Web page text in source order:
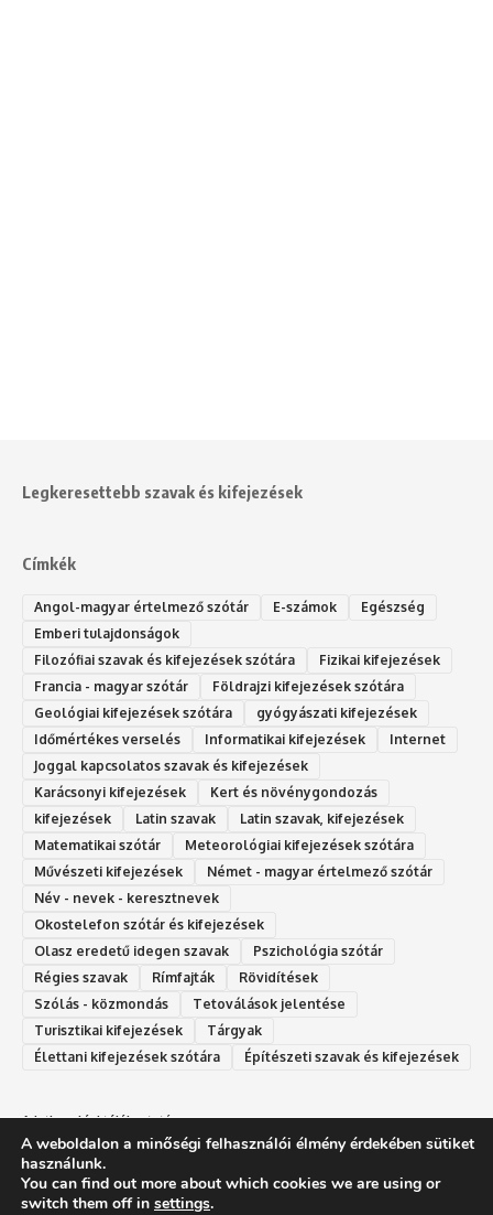
Legkeresettebb szavak és kifejezések
Címkék
Angol-magyar értelmező szótár E-számok
Egészség
Emberi tulajdonságok
Filozófiai szavak és kifejezések szótára
Fizikai kifejezések
Francia - magyar szótár
Földrajzi kifejezések szótára
Geológiai kifejezések szótára
gyógyászati kifejezések
Időmértékes verselés
Informatikai kifejezések
Internet
Joggal kapcsolatos szavak és kifejezések
Karácsonyi kifejezések
Kert és növénygondozás
kifejezések
Latin szavak
Latin szavak, kifejezések
Matematikai szótár
Meteorológiai kifejezések szótára
Művészeti kifejezések
Német - magyar értelmező szótár
Név - nevek - keresztnevek
Okostelefon szótár és kifejezések
Olasz eredetű idegen szavak
Ps‮gólohciz‬ia s‮átóz‬r
Régies szavak
Rímfajták
Rövidítések
Szólás - közmondás
Tetoválások jelentése
Turisztikai kifejezések
Tárgyak
Élettani kifejezések szótára
Építészeti szavak és kifejezések
Adatkezelési tájékoztató
Felhasználási feltételek
A weboldalon a minőségi felhasználói élmény érdekében sütiket
használunk.
You can find out more about which cookies we are using or
switch them off in settings.